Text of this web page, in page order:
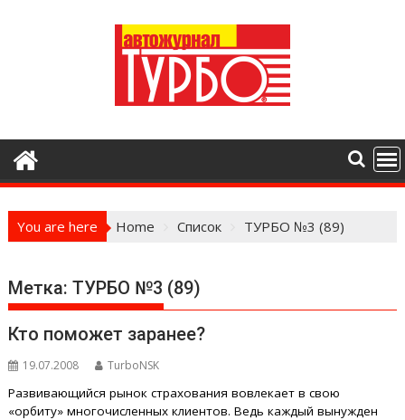
You are here Home Список ТУРБО №3 (89)
Метка:ТУРБО №3 (89)
Кто поможет заранее?
19.07.2008 TurboNSK
Развивающийся рынок страхования вовлекает в свою
«орбиту» многочисленных клиентов. Ведь каждый вынужден